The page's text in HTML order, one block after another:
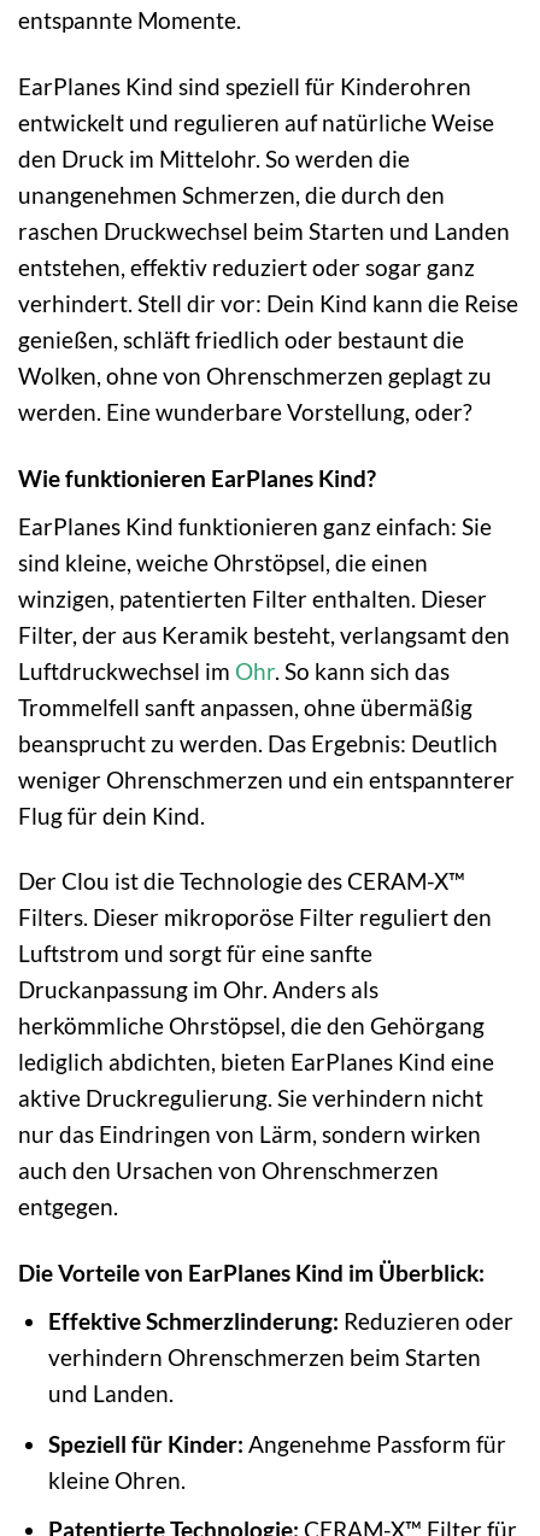
entspannte Momente.
EarPlanes Kind sind speziell für Kinderohren
entwickelt und regulieren auf natürliche Weise
den Druck im Mittelohr. So werden die
unangenehmen Schmerzen, die durch den
raschen Druckwechsel beim Starten und Landen
entstehen, effektiv reduziert oder sogar ganz
verhindert. Stell dir vor: Dein Kind kann die Reise
genießen, schläft friedlich oder bestaunt die
Wolken, ohne von Ohrenschmerzen geplagt zu
werden. Eine wunderbare Vorstellung, oder?
Wie funktionieren EarPlanes Kind?
EarPlanes Kind funktionieren ganz einfach: Sie
sind kleine, weiche Ohrstöpsel, die einen
winzigen, patentierten Filter enthalten. Dieser
Filter, der aus Keramik besteht, verlangsamt den
Luftdruckwechsel im Ohr. So kann sich das
Trommelfell sanft anpassen, ohne übermäßig
beansprucht zu werden. Das Ergebnis: Deutlich
weniger Ohrenschmerzen und ein entspannterer
Flug für dein Kind.
Der Clou ist die Technologie des CERAM-X™
Filters. Dieser mikroporöse Filter reguliert den
Luftstrom und sorgt für eine sanfte
Druckanpassung im Ohr. Anders als
herkömmliche Ohrstöpsel, die den Gehörgang
lediglich abdichten, bieten EarPlanes Kind eine
aktive Druckregulierung. Sie verhindern nicht
nur das Eindringen von Lärm, sondern wirken
auch den Ursachen von Ohrenschmerzen
entgegen.
Die Vorteile von EarPlanes Kind im Überblick:
Effektive Schmerzlinderung: Reduzieren oder
verhindern Ohrenschmerzen beim Starten
und Landen.
Speziell für Kinder: Angenehme Passform für
kleine Ohren.
Patentierte Technologie: CERAM-X™ Filter für